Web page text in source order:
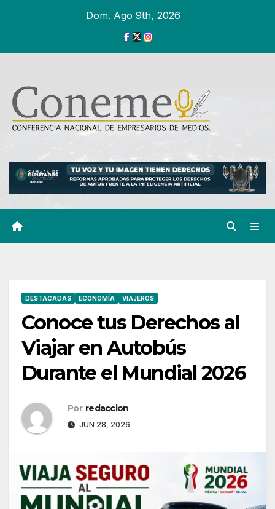
Dom. Ago 9th, 2026
DESTACADAS ECONOMÍA VIAJEROS
Conoce tus Derechos al
Viajar en Autobús
Durante el Mundial 2026
Por redaccion
JUN 28, 2026